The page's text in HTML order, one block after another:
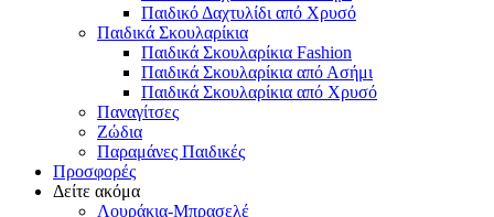
Παιδικό Δαχτυλίδι από Χρυσό
Παιδικά Σκουλαρίκια
Παιδικά Σκουλαρίκια Fashion
Παιδικά Σκουλαρίκια από Ασήμι
Παιδικά Σκουλαρίκια από Χρυσό
Παναγίτσες
Ζώδια
Παραμάνες Παιδικές
Προσφορές
Δείτε ακόμα
Λουράκια-Μπρασελέ